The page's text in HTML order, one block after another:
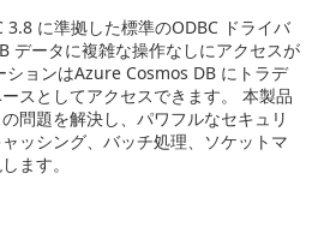
3.8 に準拠した標準のODBC ドライバ
データに複雑な操作なしにアクセスが
ションはAzure Cosmos DB にトラデ
スとしてアクセスできます。 本製品
問題を解決し、パワフルなセキュリ
ッシング、バッチ処理、ソケットマ
ます。